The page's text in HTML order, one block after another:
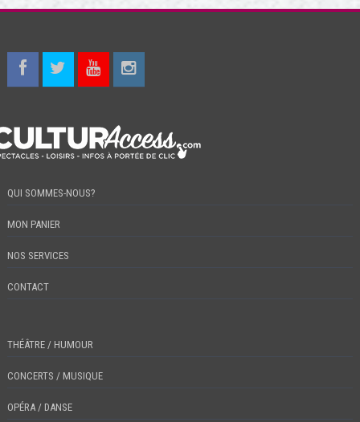
QUI SOMMES-NOUS?
MON PANIER
NOS SERVICES
CONTACT
THÉÂTRE / HUMOUR
CONCERTS / MUSIQUE
OPÉRA / DANSE